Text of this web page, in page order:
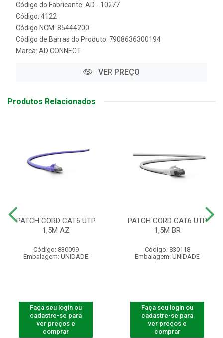
Código do Fabricante: AD - 10277
Código: 4122
Código NCM: 85444200
Código de Barras do Produto: 7908636300194
Marca: AD CONNECT
VER PREÇO
Produtos Relacionados
PATCH CORD CAT6 UTP
1,5M AZ
Código: 830099
Embalagem: UNIDADE
Faça seu login ou
cadastre-se para
ver preços e
comprar
PATCH CORD CAT6 UTP
1,5M BR
Código: 830118
Embalagem: UNIDADE
Faça seu login ou
cadastre-se para
ver preços e
comprar